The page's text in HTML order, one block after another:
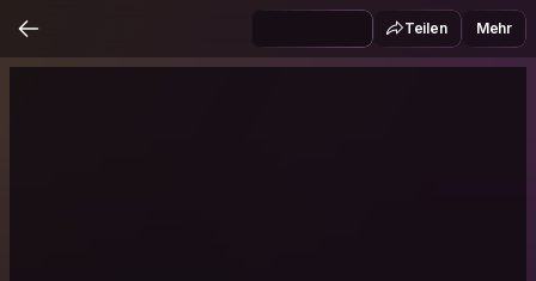
Teilen Mehr